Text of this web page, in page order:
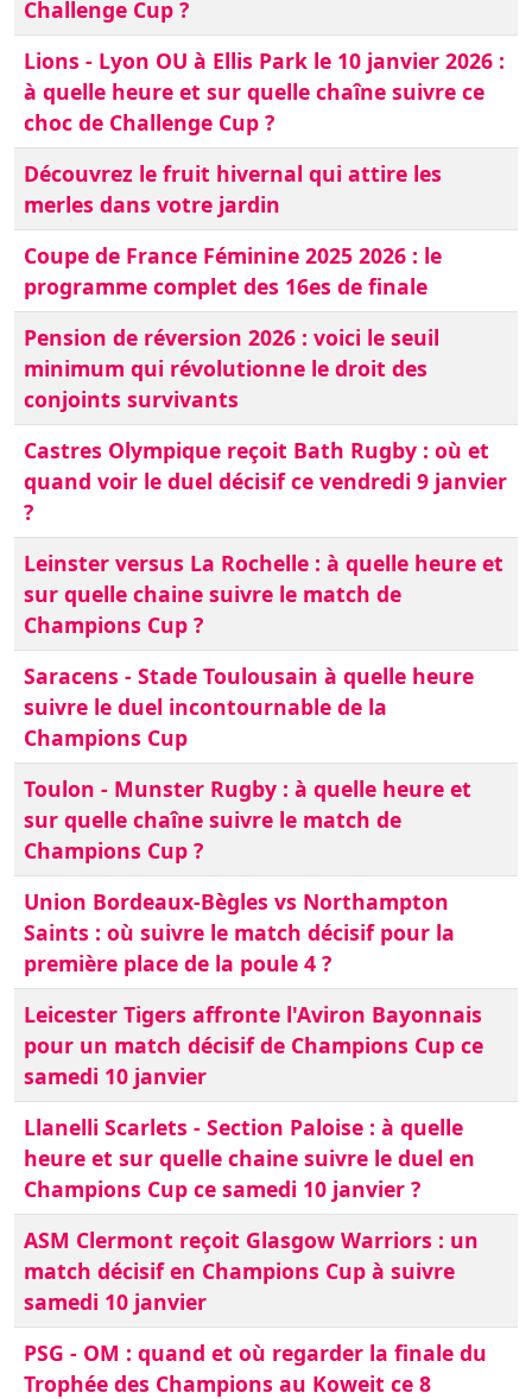
Challenge Cup ?
Lions - Lyon OU à Ellis Park le 10 janvier 2026 :
à quelle heure et sur quelle chaîne suivre ce
choc de Challenge Cup ?
Découvrez le fruit hivernal qui attire les
merles dans votre jardin
Coupe de France Féminine 2025 2026 : le
programme complet des 16es de finale
Pension de réversion 2026 : voici le seuil
minimum qui révolutionne le droit des
conjoints survivants
Castres Olympique reçoit Bath Rugby : où et
quand voir le duel décisif ce vendredi 9 janvier
?
Leinster versus La Rochelle : à quelle heure et
sur quelle chaine suivre le match de
Champions Cup ?
Saracens - Stade Toulousain à quelle heure
suivre le duel incontournable de la
Champions Cup
Toulon - Munster Rugby : à quelle heure et
sur quelle chaîne suivre le match de
Champions Cup ?
Union Bordeaux-Bègles vs Northampton
Saints : où suivre le match décisif pour la
première place de la poule 4 ?
Leicester Tigers affronte l'Aviron Bayonnais
pour un match décisif de Champions Cup ce
samedi 10 janvier
Llanelli Scarlets - Section Paloise : à quelle
heure et sur quelle chaine suivre le duel en
Champions Cup ce samedi 10 janvier ?
ASM Clermont reçoit Glasgow Warriors : un
match décisif en Champions Cup à suivre
samedi 10 janvier
PSG - OM : quand et où regarder la finale du
Trophée des Champions au Koweit ce 8